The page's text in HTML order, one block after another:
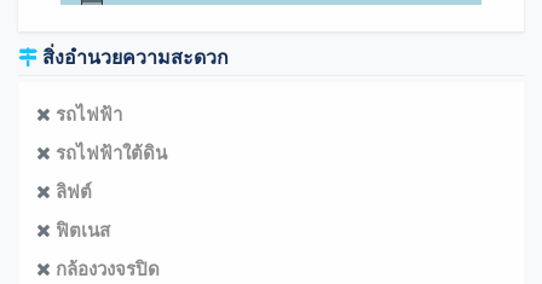
สิ่งอำนวยความสะดวก
รถไฟฟ้า
รถไฟฟ้าใต้ดิน
ลิฟต์
ฟิตเนส
กล้องวงจรปิด